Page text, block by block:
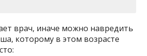
врач, иначе можно навредить
которому в этом возрасте